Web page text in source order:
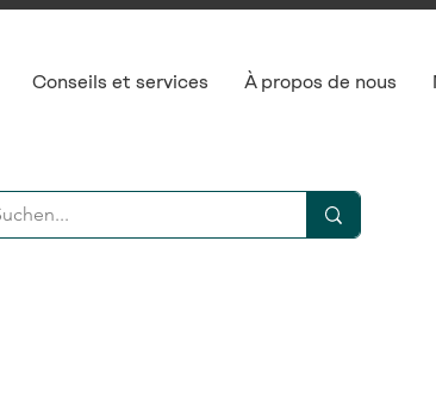
Conseils et services À propos de nous